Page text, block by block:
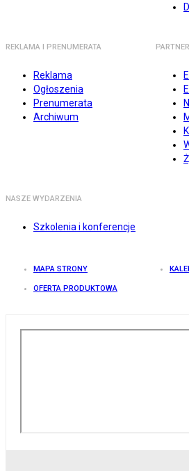
REKLAMA I PRENUMERATA
Reklama
Ogłoszenia
Prenumerata
Archiwum
NASZE WYDARZENIA
Szkolenia i konferencje
MAPA STRONY
OFERTA PRODUKTOWA